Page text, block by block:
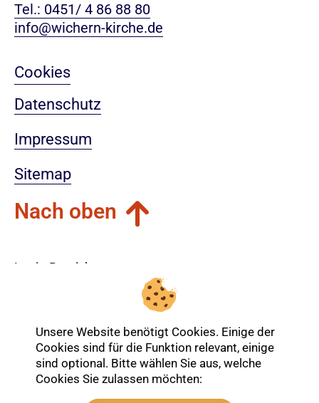
Tel.: 0451/ 4 86 88 80
info@wichern-kirche.de
Cookies
Datenschutz
Impressum
Sitemap
Nach oben
Login-Bereich
Unsere Website benötigt Cookies. Einige der
Cookies sind für die Funktion relevant, einige
sind optional. Bitte wählen Sie aus, welche
Cookies Sie zulassen möchten: